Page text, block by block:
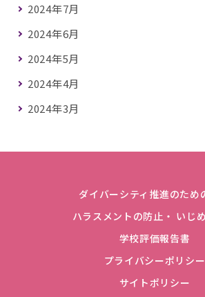
2024年7月
2024年6月
2024年5月
2024年4月
2024年3月
ダイバーシティ推進のため
ハラスメントの防止・ いじ
学校評価報告書
プライバシーポリシー
サイトポリシー